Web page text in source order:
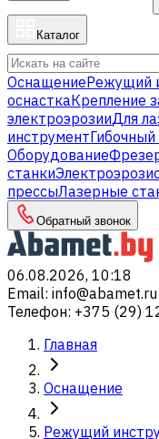
Каталог
ОснащениеРежущий
оснасткаКрепление
электроэрозииДля
инструмент
Оборудование
станки
прессыЛазерные
Обратный звонок
06.08.2026, 10:18
Email: info@abamet.ru
Телефон: +375 (29)
Главная
Оснащение
Режущий